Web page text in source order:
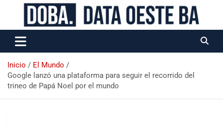
Data Oeste BA
Inicio
El Mundo
Google lanzó una plataforma para seguir el recorrido del
trineo de Papá Noel por el mundo